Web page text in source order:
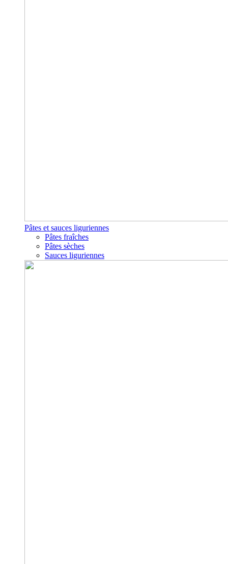
Pâtes et sauces liguriennes
Pâtes fraîches
Pâtes sèches
Sauces liguriennes